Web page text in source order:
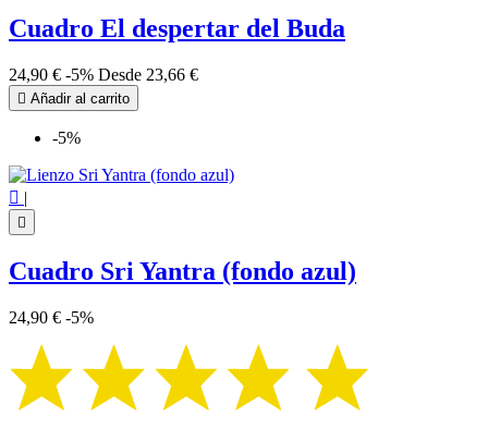
Cuadro El despertar del Buda
24,90 € -5% Desde 23,66 €
 Añadir al carrito
-5%
 |

Cuadro Sri Yantra (fondo azul)
24,90 € -5%